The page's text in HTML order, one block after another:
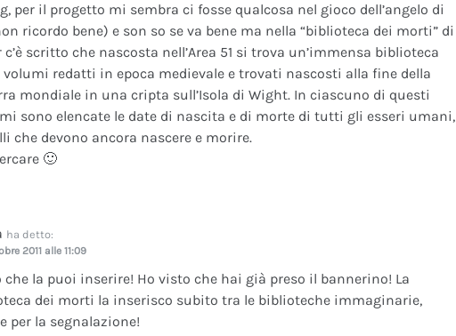
per il progetto mi sembra ci fosse qualcosa nel gioco dell’angelo di
ricordo bene) e son so se va bene ma nella “biblioteca dei morti” di
c’è scritto che nascosta nell’Area 51 si trova un’immensa biblioteca
redatti in epoca medievale e trovati nascosti alla fine della
mondiale in una cripta sull’Isola di Wight. In ciascuno di questi
sono elencate le date di nascita e di morte di tutti gli esseri umani,
che devono ancora nascere e morire.
🙂
ha detto:
2011 alle 11:09
che la puoi inserire! Ho visto che hai già preso il bannerino! La
dei morti la inserisco subito tra le biblioteche immaginarie,
per la segnalazione!